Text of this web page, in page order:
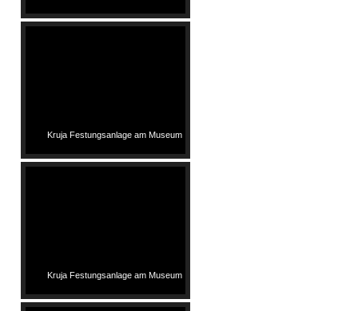
Kruja Festungsanlage am Museum
Kruja Festungsanlage am Museum